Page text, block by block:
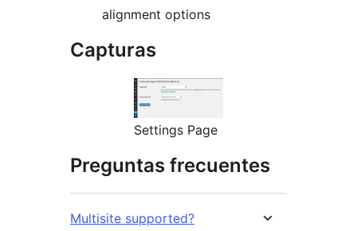
alignment options
Capturas
Settings Page
Preguntas frecuentes
Multisite supported?